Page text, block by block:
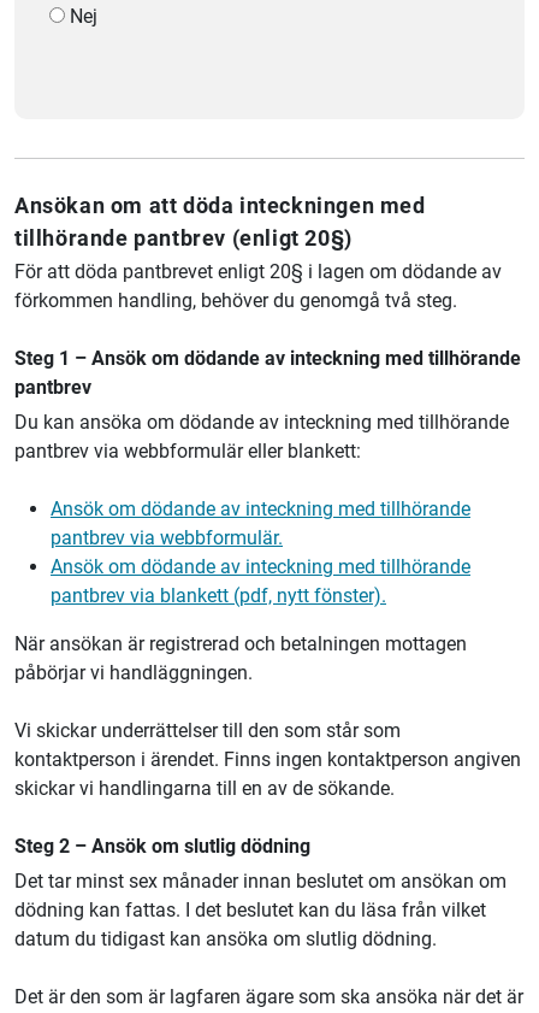
Nej
Ansökan om att döda inteckningen med
tillhörande pantbrev (enligt 20§)
För att döda pantbrevet enligt 20§ i lagen om dödande av
förkommen handling, behöver du genomgå två steg.
Steg 1 – Ansök om dödande av inteckning med tillhörande
pantbrev
Du kan ansöka om dödande av inteckning med tillhörande
pantbrev via webbformulär eller blankett:
Ansök om dödande av inteckning med tillhörande
pantbrev via webbformulär.
Ansök om dödande av inteckning med tillhörande
pantbrev via blankett (pdf, nytt fönster).
När ansökan är registrerad och betalningen mottagen
påbörjar vi handläggningen.
Vi skickar underrättelser till den som står som
kontaktperson i ärendet. Finns ingen kontaktperson angiven
skickar vi handlingarna till en av de sökande.
Steg 2 – Ansök om slutlig dödning
Det tar minst sex månader innan beslutet om ansökan om
dödning kan fattas. I det beslutet kan du läsa från vilket
datum du tidigast kan ansöka om slutlig dödning.
Det är den som är lagfaren ägare som ska ansöka när det är